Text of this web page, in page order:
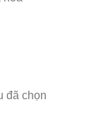
đã chọn